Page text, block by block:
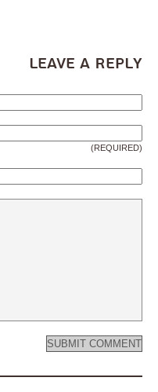
Leave a Reply
(REQUIRED)